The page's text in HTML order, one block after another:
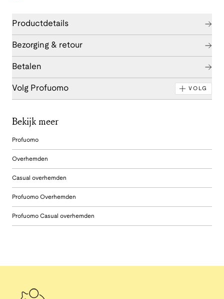
Productdetails
Bezorging & retour
Betalen
Volg Profuomo VOLG
Bekijk meer
Profuomo
Overhemden
Casual overhemden
Profuomo Overhemden
Profuomo Casual overhemden